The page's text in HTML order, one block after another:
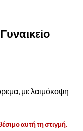
με λαιμόκοψη
αυτή τη στιγμή.